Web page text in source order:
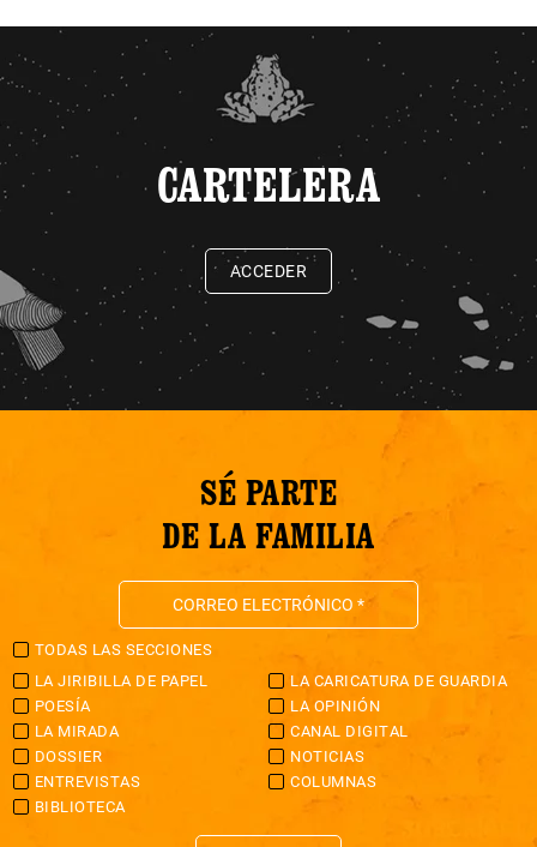
CARTELERA
ACCEDER
SÉ PARTE
DE LA FAMILIA
TODAS LAS SECCIONES
LA JIRIBILLA DE PAPEL
LA CARICATURA DE GUARDIA
POESÍA
LA OPINIÓN
LA MIRADA
CANAL DIGITAL
DOSSIER
NOTICIAS
ENTREVISTAS
COLUMNAS
BIBLIOTECA